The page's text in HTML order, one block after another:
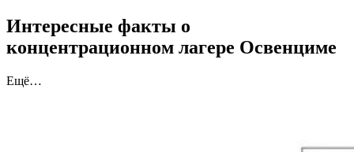
Интересные факты о
концентрационном лагере Освенциме
Ещё…